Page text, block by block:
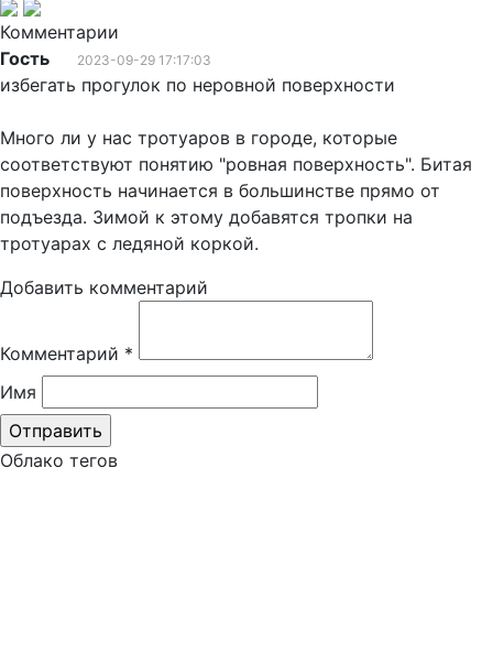
Комментарии
Гость
2023-09-29 17:17:03
избегать прогулок по неровной поверхности
Много ли у нас тротуаров в городе, которые
соответствуют понятию "ровная поверхность". Битая
поверхность начинается в большинстве прямо от
подъезда. Зимой к этому добавятся тропки на
тротуарах с ледяной коркой.
Добавить комментарий
Комментарий *
Имя
Облако тегов